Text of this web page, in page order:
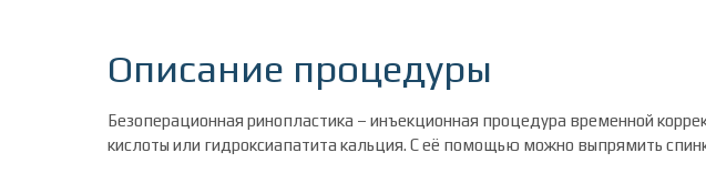
Описание процедуры
Безоперационная ринопластика – инъекционная процедура временной
кислоты или гидроксиапатита кальция. С её помощью можно выпрямить